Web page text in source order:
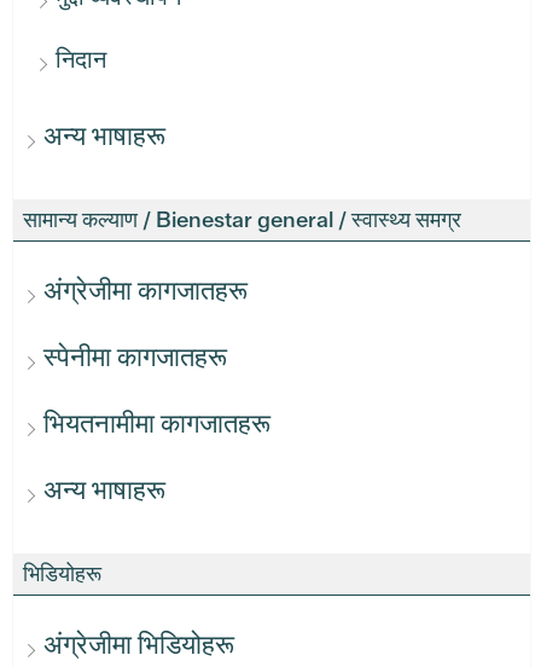
निदान
अन्य भाषाहरू
सामान्य कल्याण / Bienestar general / स्वास्थ्य समग्र
अंग्रेजीमा कागजातहरू
स्पेनीमा कागजातहरू
भियतनामीमा कागजातहरू
अन्य भाषाहरू
भिडियोहरू
अंग्रेजीमा भिडियोहरू